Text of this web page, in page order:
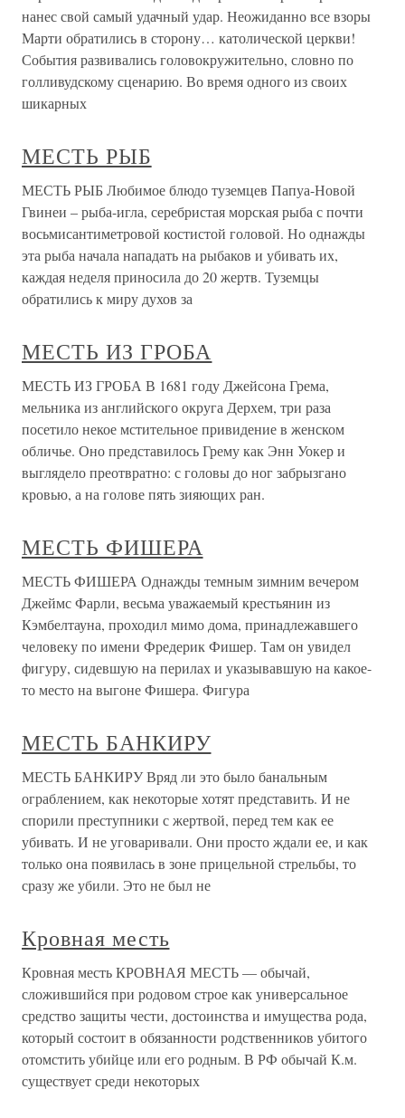
нанес свой самый удачный удар. Неожиданно все взоры
Марти обратились в сторону… католической церкви!
События развивались головокружительно, словно по
голливудскому сценарию. Во время одного из своих
шикарных
МЕСТЬ РЫБ
МЕСТЬ РЫБ Любимое блюдо туземцев Папуа-Новой
Гвинеи – рыба-игла, серебристая морская рыба с почти
восьмисантиметровой костистой головой. Но однажды
эта рыба начала нападать на рыбаков и убивать их,
каждая неделя приносила до 20 жертв. Туземцы
обратились к миру духов за
МЕСТЬ ИЗ ГРОБА
МЕСТЬ ИЗ ГРОБА В 1681 году Джейсона Грема,
мельника из английского округа Дерхем, три раза
посетило некое мстительное привидение в женском
обличье. Оно представилось Грему как Энн Уокер и
выглядело преотвратно: с головы до ног забрызгано
кровью, а на голове пять зияющих ран.
МЕСТЬ ФИШЕРА
МЕСТЬ ФИШЕРА Однажды темным зимним вечером
Джеймс Фарли, весьма уважаемый крестьянин из
Кэмбелтауна, проходил мимо дома, принадлежавшего
человеку по имени Фредерик Фишер. Там он увидел
фигуру, сидевшую на перилах и указывавшую на какое-
то место на выгоне Фишера. Фигура
МЕСТЬ БАНКИРУ
МЕСТЬ БАНКИРУ Вряд ли это было банальным
ограблением, как некоторые хотят представить. И не
спорили преступники с жертвой, перед тем как ее
убивать. И не уговаривали. Они просто ждали ее, и как
только она появилась в зоне прицельной стрельбы, то
сразу же убили. Это не был не
Кровная месть
Кровная месть КРОВНАЯ МЕСТЬ — обычай,
сложившийся при родовом строе как универсальное
средство защиты чести, достоинства и имущества рода,
который состоит в обязанности родственников убитого
отомстить убийце или его родным. В РФ обычай К.м.
существует среди некоторых